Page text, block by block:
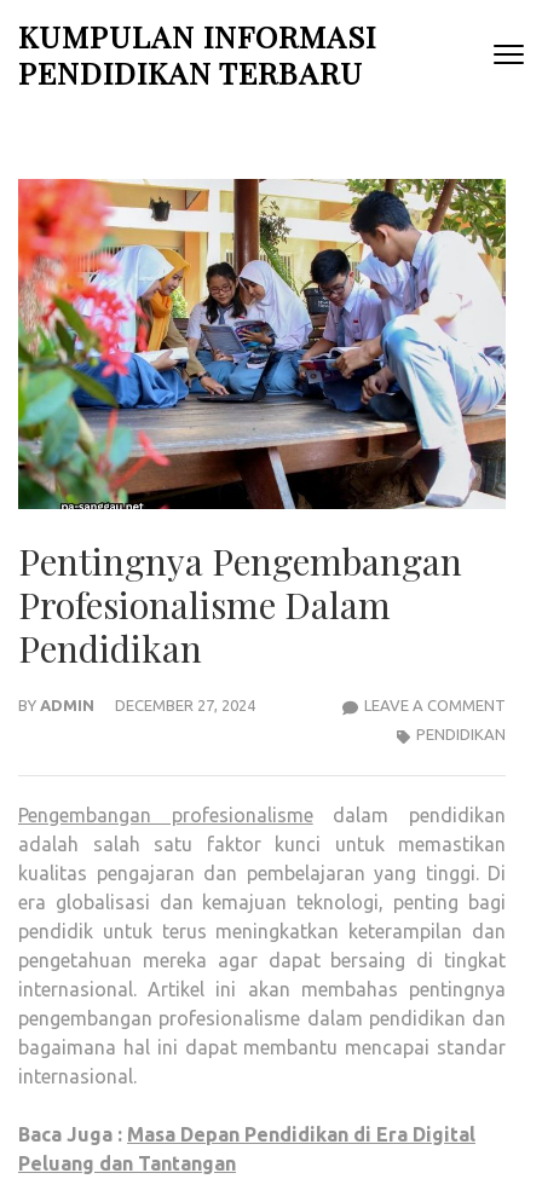
content
KUMPULAN INFORMASI
PENDIDIKAN TERBARU
Pentingnya Pengembangan
Profesionalisme Dalam
Pendidikan
BY ADMIN DECEMBER 27, 2024 LEAVE A COMMENT
PENDIDIKAN
Pengembangan profesionalismedalam pendidikan
adalah salah satu faktor kunci untuk memastikan
kualitas pengajaran dan pembelajaran yang tinggi. Di
era globalisasi dan kemajuan teknologi, penting bagi
pendidik untuk terus meningkatkan keterampilan dan
pengetahuan mereka agar dapat bersaing di tingkat
internasional. Artikel ini akan membahas pentingnya
pengembangan profesionalisme dalam pendidikan dan
bagaimana hal ini dapat membantu mencapai standar
internasional.
Baca Juga : Masa Depan Pendidikan di Era Digital
Peluang dan Tantangan